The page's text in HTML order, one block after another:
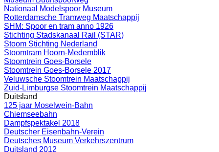
Nationaal Modelspoor Museum
Rotterdamsche Tramweg Maatschappij
SHM: Spoor en tram anno 1926
Stichting Stadskanaal Rail (STAR)
Stoom Stichting Nederland
Stoomtram Hoorn-Medemblik
Stoomtrein Goes-Borsele
Stoomtrein Goes-Borsele 2017
Veluwsche Stoomtrein Maatschappij
Zuid-Limburgse Stoomtrein Maatschappij
Duitsland
125 jaar Moselwein-Bahn
Chiemseebahn
Dampfspektakel 2018
Deutscher Eisenbahn-Verein
Deutsches Museum Verkehrszentrum
Duitsland 2012